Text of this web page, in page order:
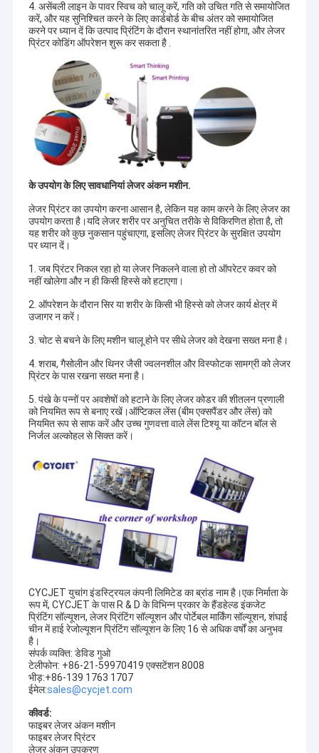
घर
हमारे बारे में
4. असेंबली लाइन के पावर स्विच को चालू करें, गति को उचित गति से समायोजित
करें, और यह सुनिश्चित करने के लिए कार्डबोर्ड के बीच अंतर को समायोजित
करने पर ध्यान दें कि उत्पाद प्रिंटिंग के दौरान स्थानांतरित नहीं होगा, और लेजर
प्रिंटर कोडिंग ऑपरेशन शुरू कर सकता है .
के उपयोग के लिए सावधानियांलेजर अंकन मशीन.
लेजर प्रिंटर का उपयोग करना आसान है, लेकिन यह काम करने के लिए लेजर का
उपयोग करता है।यदि लेजर शरीर पर अनुचित तरीके से विकिरणित होता है, तो
यह शरीर को कुछ नुकसान पहुंचाएगा, इसलिए लेजर प्रिंटर के सुरक्षित उपयोग
पर ध्यान दें।
1. जब प्रिंटर निकल रहा हो या लेजर निकलने वाला हो तो ऑपरेटर कवर को
नहीं खोलेगा और न ही किसी हिस्से को हटाएगा।
2. ऑपरेशन के दौरान सिर या शरीर के किसी भी हिस्से को लेजर कार्य क्षेत्र में
उजागर न करें।
3. चोट से बचने के लिए मशीन चालू होने पर सीधे लेजर को देखना सख्त मना है।
4. शराब, गैसोलीन और थिनर जैसी ज्वलनशील और विस्फोटक सामग्री को लेजर
प्रिंटर के पास रखना सख्त मना है।
5. पंखे के पन्नों पर अवशेषों को हटाने के लिए लेजर कोडर की शीतलन प्रणाली
को नियमित रूप से बनाए रखें।ऑप्टिकल लेंस (बीम एक्सपैंडर और लेंस) को
नियमित रूप से साफ करें और उच्च गुणवत्ता वाले लेंस टिश्यू या कॉटन बॉल से
निर्जल अल्कोहल से सिक्त करें।
CYCJET युचांग इंडस्ट्रियल कंपनी लिमिटेड का ब्रांड नाम है।एक निर्माता के
रूप में, CYCJET के पास R & D के विभिन्न प्रकार के हैंडहेल्ड इंकजेट
प्रिंटिंग सॉल्यूशन, लेजर प्रिंटिंग सॉल्यूशन और पोर्टेबल मार्किंग सॉल्यूशन, शंघाई
चीन में हाई रेजोल्यूशन प्रिंटिंग सॉल्यूशन के लिए 16 से अधिक वर्षों का अनुभव
है।
संपर्क व्यक्ति: डेविड गुओ
टेलीफोन: +86-21-59970419 एक्सटेंशन 8008
भीड़:+86-139 1763 1707
ईमेल:sales@cycjet.com
कीवर्ड:
फाइबर लेजर अंकन मशीन
फाइबर लेजर प्रिंटर
लेजर अंकन उपकरण